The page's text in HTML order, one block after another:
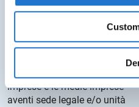
20 Luglio 2026
Le agevolazioni consistono
imprese e le medie imprese
aventi sede legale e/o unità